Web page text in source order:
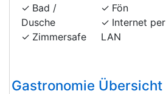
Bad /
Dusche
Zimmersafe
Fön
Internet per
LAN
Gastronomie Übersicht